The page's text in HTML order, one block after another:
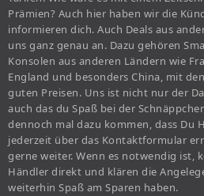
Prämien? Auch hier haben wir die
informieren dich. Auch Deals aus
uns ganz genau an. Dazu gehören
Konsolen aus anderen Ländern wie
England und besonders China, mit
guten Preisen. Uns ist nicht nur der
auch das du Spaß bei der
dennoch mal dazu kommen, dass Du
jederzeit über das Kontaktformular
gerne weiter. Wenn es notwendig ist,
Händler direkt und klären die
weiterhin Spaß am Sparen haben.